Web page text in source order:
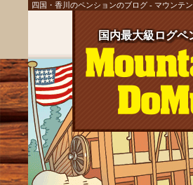
四国・香川のペンションのブログ - マウンテ
国内最大級ログペ
国内最大級ログペ
国内最大級ログペ
国内最大級ログペ
国内最大級ログペ
国内最大級ログペ
国内最大級ログペ
国内最大級ログ
国内最大級ログペ
国内最大級ログペ
国内最大級ログペ
国内最大級ログペ
国内最大級ログペ
国内最大級ログペ
国内最大級ログペ
国内最大級ログペ
国内最大級ログペ
国内最大級ログペ
国内最大級ログペ
国内最大級ログ
国内最大級ログ
国内最大級ログ
国内最大級ログ
国内最大級ログ
国内最大級ログ